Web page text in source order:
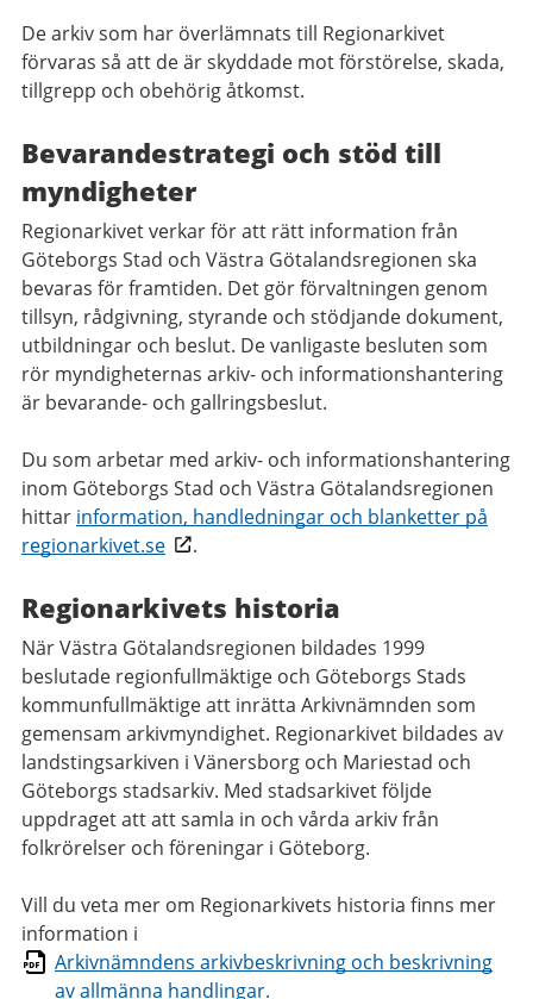
De arkiv som har överlämnats till Regionarkivet
förvaras så att de är skyddade mot förstörelse, skada,
tillgrepp och obehörig åtkomst.
Bevarandestrategi och stöd till
myndigheter
Regionarkivet verkar för att rätt information från
Göteborgs Stad och Västra Götalandsregionen ska
bevaras för framtiden. Det gör förvaltningen genom
tillsyn, rådgivning, styrande och stödjande dokument,
utbildningar och beslut. De vanligaste besluten som
rör myndigheternas arkiv- och informationshantering
är bevarande- och gallringsbeslut.
Du som arbetar med arkiv- och informationshantering
inom Göteborgs Stad och Västra Götalandsregionen
hittar information, handledningar och blanketter på
regionarkivet.se
.
Regionarkivets historia
När Västra Götalandsregionen bildades 1999
beslutade regionfullmäktige och Göteborgs Stads
kommunfullmäktige att inrätta Arkivnämnden som
gemensam arkivmyndighet. Regionarkivet bildades av
landstingsarkiven i Vänersborg och Mariestad och
Göteborgs stadsarkiv. Med stadsarkivet följde
uppdraget att att samla in och vårda arkiv från
folkrörelser och föreningar i Göteborg.
Vill du veta mer om Regionarkivets historia finns mer
information i
Arkivnämndens arkivbeskrivning och beskrivning
av allmänna handlingar.